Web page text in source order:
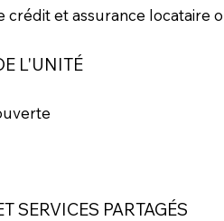
crédit et assurance locataire
L'UNITÉ
SERVICES PARTAGÉS